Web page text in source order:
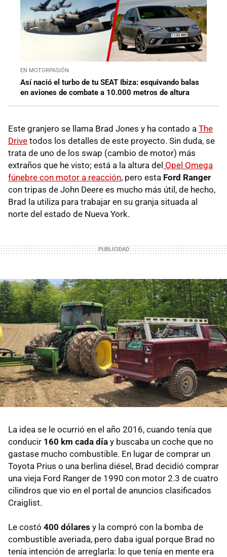
EN MOTORPASIÓN
Así nació el turbo de tu SEAT Ibiza: esquivando balas
en aviones de combate a 10.000 metros de altura
Este granjero se llama Brad Jones y ha contado a The
Drive todos los detalles de este proyecto. Sin duda, se
trata de uno de los swap (cambio de motor) más
extraños que he visto; está a la altura del Opel Omega
fúnebre con motor a reacción, pero esta Ford Ranger
con tripas de John Deere es mucho más útil, de hecho,
Brad la utiliza para trabajar en su granja situada al
norte del estado de Nueva York.
La idea se le ocurrió en el año 2016, cuando tenía que
conducir 160 km cada día y buscaba un coche que no
gastase mucho combustible. En lugar de comprar un
Toyota Prius o una berlina diésel, Brad decidió comprar
una vieja Ford Ranger de 1990 con motor 2.3 de cuatro
cilindros que vio en el portal de anuncios clasificados
Craiglist.
Le costó 400 dólares y la compró con la bomba de
combustible averiada, pero daba igual porque Brad no
tenía intención de arreglarla: lo que tenía en mente era